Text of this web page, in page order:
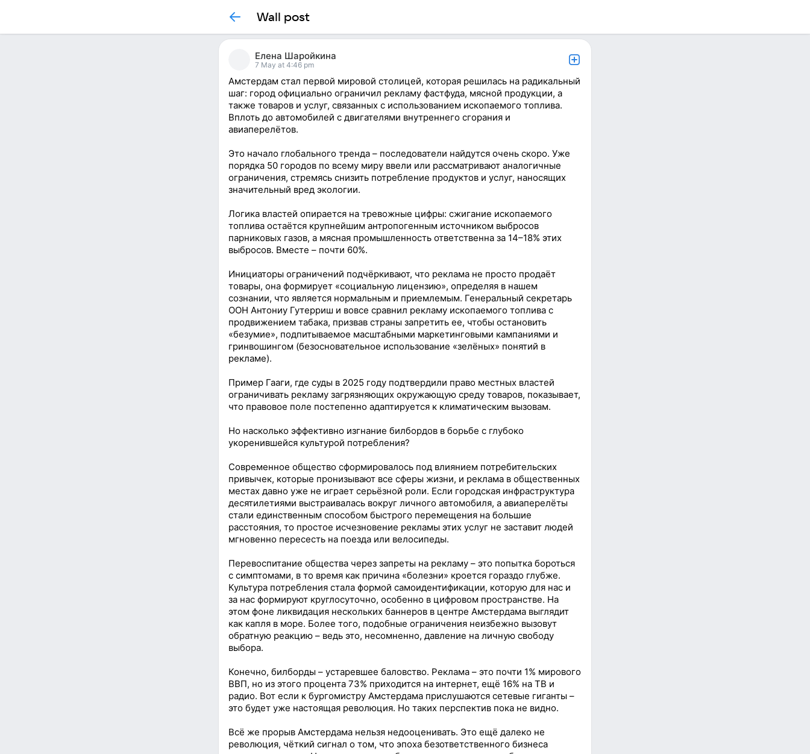
Wall post
Елена Шаройкина
7 May at 4:46 pm
Амстердам стал первой мировой столицей, которая решилась на радикальный
шаг: город официально ограничил рекламу фастфуда, мясной продукции, а
также товаров и услуг, связанных с использованием ископаемого топлива.
Вплоть до автомобилей с двигателями внутреннего сгорания и
авиаперелётов.
Это начало глобального тренда – последователи найдутся очень скоро. Уже
порядка 50 городов по всему миру ввели или рассматривают аналогичные
ограничения, стремясь снизить потребление продуктов и услуг, наносящих
значительный вред экологии.
Логика властей опирается на тревожные цифры: сжигание ископаемого
топлива остаётся крупнейшим антропогенным источником выбросов
парниковых газов, а мясная промышленность ответственна за 14–18% этих
выбросов. Вместе – почти 60%.
Инициаторы ограничений подчёркивают, что реклама не просто продаёт
товары, она формирует «социальную лицензию», определяя в нашем
сознании, что является нормальным и приемлемым. Генеральный секретарь
ООН Антониу Гутерриш и вовсе сравнил рекламу ископаемого топлива с
продвижением табака, призвав страны запретить ее, чтобы остановить
«безумие», подпитываемое масштабными маркетинговыми кампаниями и
гринвошингом (безосновательное использование «зелёных» понятий в
рекламе).
Пример Гааги, где суды в 2025 году подтвердили право местных властей
ограничивать рекламу загрязняющих окружающую среду товаров, показывает,
что правовое поле постепенно адаптируется к климатическим вызовам.
Но насколько эффективно изгнание билбордов в борьбе с глубоко
укоренившейся культурой потребления?
Современное общество сформировалось под влиянием потребительских
привычек, которые пронизывают все сферы жизни, и реклама в общественных
местах давно уже не играет серьёзной роли. Если городская инфраструктура
десятилетиями выстраивалась вокруг личного автомобиля, а авиаперелёты
стали единственным способом быстрого перемещения на большие
расстояния, то простое исчезновение рекламы этих услуг не заставит людей
мгновенно пересесть на поезда или велосипеды.
Перевоспитание общества через запреты на рекламу – это попытка бороться
с симптомами, в то время как причина «болезни» кроется гораздо глубже.
Культура потребления стала формой самоидентификации, которую для нас и
за нас формируют круглосуточно, особенно в цифровом пространстве. На
этом фоне ликвидация нескольких баннеров в центре Амстердама выглядит
как капля в море. Более того, подобные ограничения неизбежно вызовут
обратную реакцию – ведь это, несомненно, давление на личную свободу
выбора.
Конечно, билборды – устаревшее баловство. Реклама – это почти 1% мирового
ВВП, но из этого процента 73% приходится на интернет, ещё 16% на ТВ и
радио. Вот если к бургомистру Амстердама прислушаются сетевые гиганты –
это будет уже настоящая революция. Но таких перспектив пока не видно.
Всё же прорыв Амстердама нельзя недооценивать. Это ещё далеко не
революция, чёткий сигнал о том, что эпоха безответственного бизнеса